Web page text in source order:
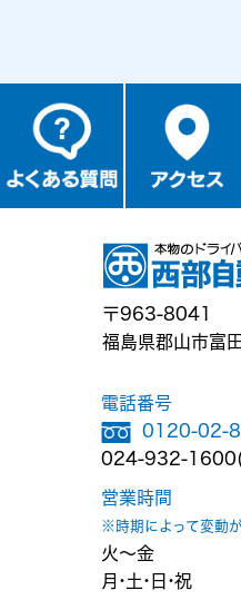
〒963-8041
福島県郡山市富
電話番号
0120-02-
024-932-1600(
営業時間
※時期によって変動
火～金
月・土・日・祝